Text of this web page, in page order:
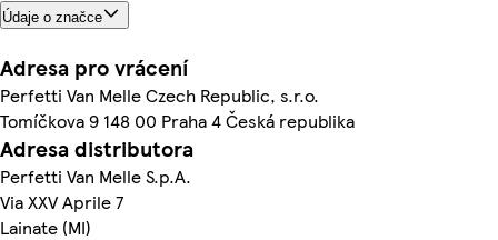
Údaje o značce
Adresa pro vrácení
Perfetti Van Melle Czech Republic, s.r.o.
Tomíčkova 9 148 00 Praha 4 Česká republika
Adresa distributora
Perfetti Van Melle S.p.A.
Via XXV Aprile 7
Lainate (MI)